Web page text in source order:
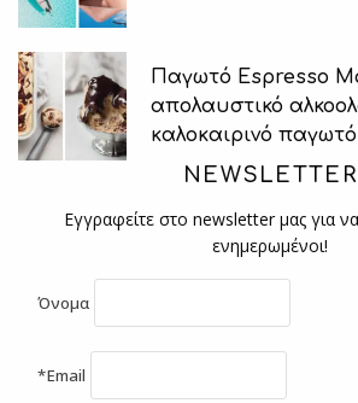
Παγωτό Espresso
απολαυστικό
καλοκαιρινό
NEWSLETTER
Εγγραφείτε στο newsletter μας για
ενημερωμένοι!
Όνομα
*Email